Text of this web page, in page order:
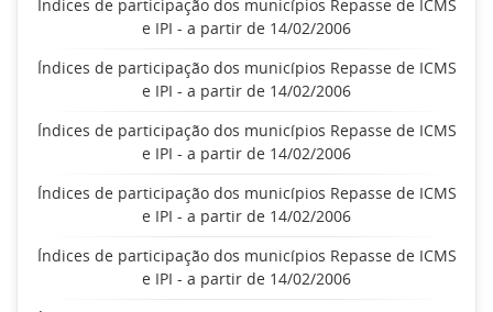
Índices de participação dos municípios Repasse de ICMS
e IPI - a partir de 14/02/2006
Índices de participação dos municípios Repasse de ICMS
e IPI - a partir de 14/02/2006
Índices de participação dos municípios Repasse de ICMS
e IPI - a partir de 14/02/2006
Índices de participação dos municípios Repasse de ICMS
e IPI - a partir de 14/02/2006
Índices de participação dos municípios Repasse de ICMS
e IPI - a partir de 14/02/2006